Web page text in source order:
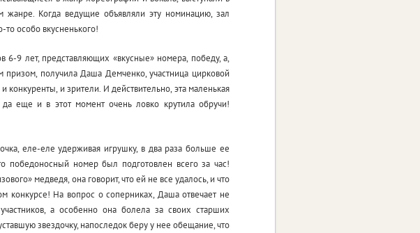
Когда ведущие объявляли эту номинацию, зал
особо вкусненького!
6-9 лет, представляющих «вкусные» номера, победу, а,
получила Даша Демченко, участница цирковой
и зрители. И действительно, эта маленькая
еще и в этот момент очень ловко крутила обручи!
еле-еле удерживая игрушку, в два раза больше ее
победоносный номер был подготовлен всего за час!
медведя, она говорит, что ей не все удалось, и что
конкурсе! На вопрос о соперниках, Даша отвечает не
а особенно она болела за своих старших
звездочку, напоследок беру у нее обещание, что